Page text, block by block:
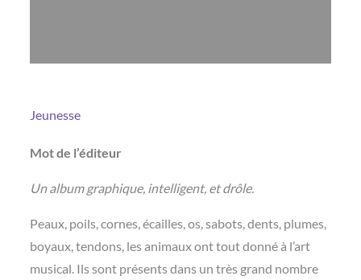
Jeunesse
Mot de l’éditeur
Un album graphique, intelligent, et drôle.
Peaux, poils, cornes, écailles, os, sabots, dents, plumes,
boyaux, tendons, les animaux ont tout donné à l’art
musical. Ils sont présents dans un très grand nombre